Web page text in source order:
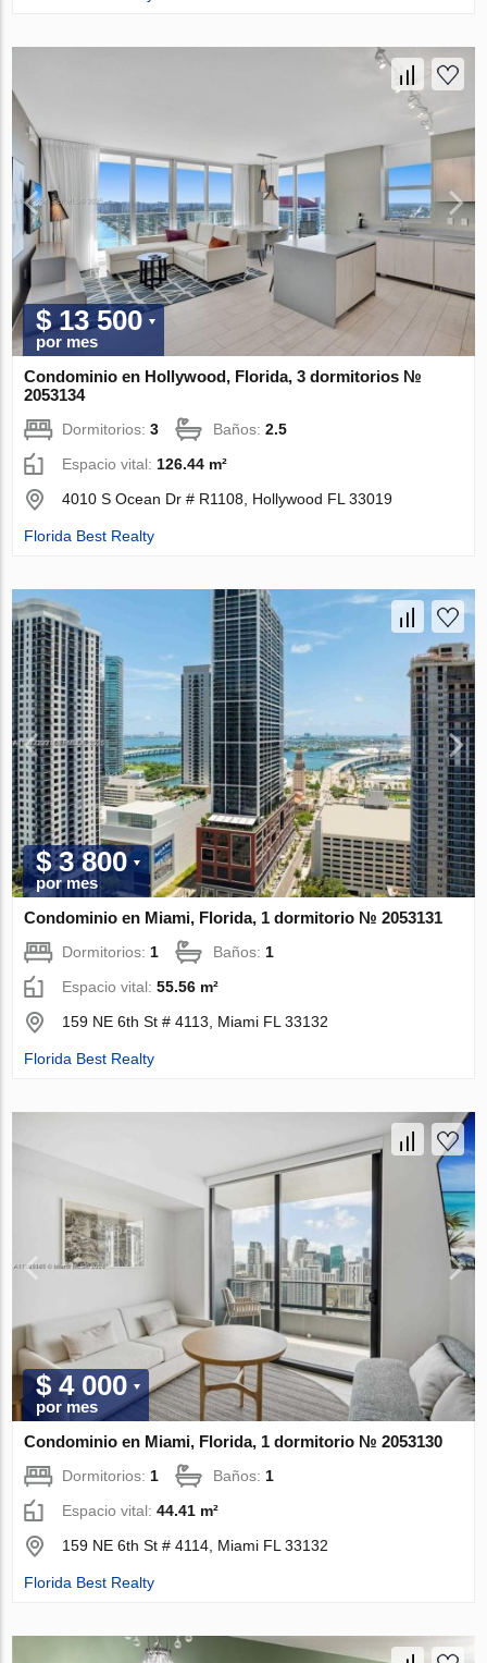
$ 13 500
por mes
Condominio en Hollywood, Florida, 3 dormitorios №
2053134
Dormitorios:3 Baños:2.5
Espacio vital: 126.44 m²
4010 S Ocean Dr # R1108, Hollywood FL 33019
Florida Best Realty
$ 3 800
por mes
Condominio en Miami, Florida, 1 dormitorio № 2053131
Dormitorios:1 Baños:1
Espacio vital:55.56 m²
159 NE 6th St # 4113, Miami FL 33132
Florida Best Realty
$ 4 000
por mes
Condominio en Miami, Florida, 1 dormitorio № 2053130
Dormitorios: 1 Baños: 1
Espacio vital:44.41 m²
159 NE 6th St # 4114, Miami FL 33132
Florida Best Realty